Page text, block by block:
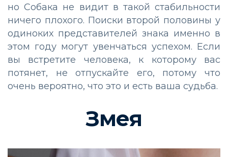
но Собака не видит в такой стабильности
ничего плохого. Поиски второй половины у
одиноких представителей знака именно в
этом году могут увенчаться успехом. Если
вы встретите человека, к которому вас
потянет, не отпускайте его, потому что
очень вероятно, что это и есть ваша судьба.
Змея